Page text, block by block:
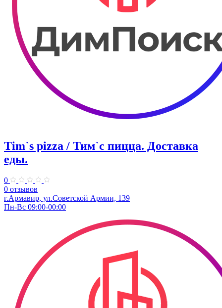
Tim`s pizza / Тим`с пицца. Доставка
еды.
0
0 отзывов
г.Армавир, ул.Советской Армии, 139
Пн-Вс 09:00-00:00